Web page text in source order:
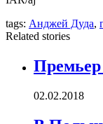
tags: Анджей Дуда,
Related stories
Премьер
02.02.2018